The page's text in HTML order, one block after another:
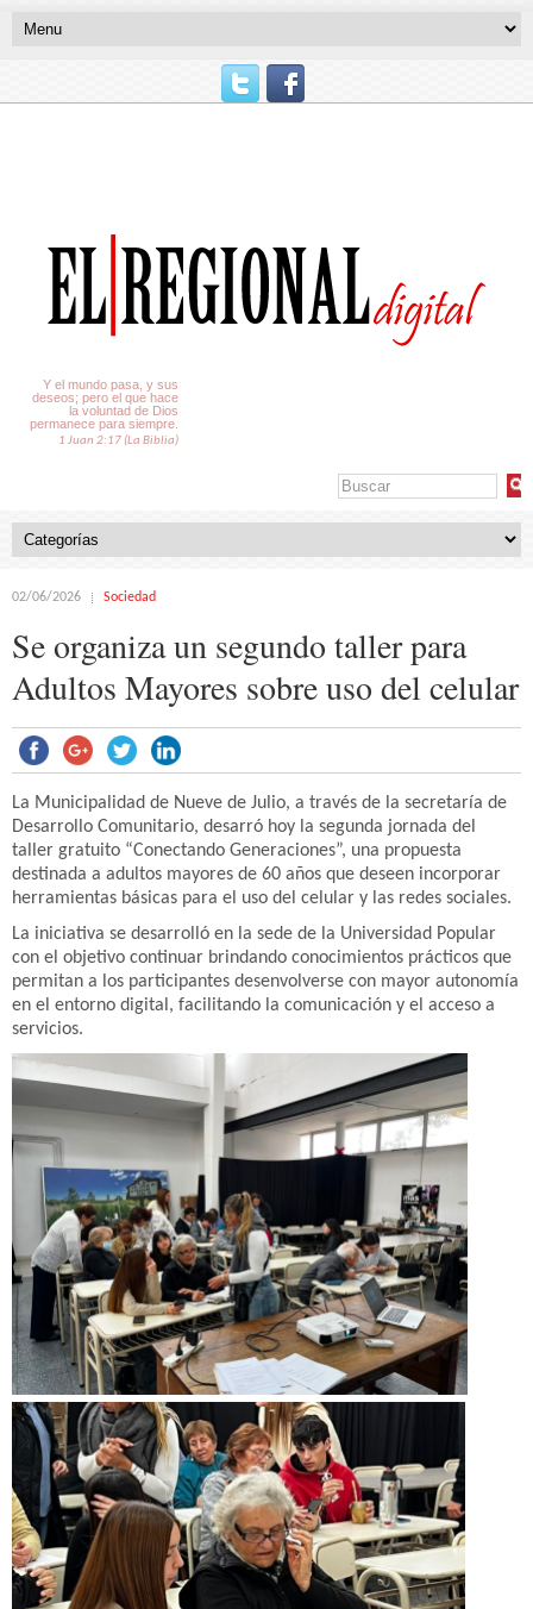
Y el mundo pasa, y sus
deseos; pero el que hace
la voluntad de Dios
permanece para siempre.
1 Juan 2:17 (La Biblia)
02/06/2026 Sociedad
Se organiza un segundo taller para
Adultos Mayores sobre uso del celular
La Municipalidad de Nueve de Julio, a través de la secretaría de
Desarrollo Comunitario, desarró hoy la segunda jornada del
taller gratuito “Conectando Generaciones”, una propuesta
destinada a adultos mayores de 60 años que deseen incorporar
herramientas básicas para el uso del celular y las redes sociales.
La iniciativa se desarrolló en la sede de la Universidad Popular
con el objetivo continuar brindando conocimientos prácticos que
permitan a los participantes desenvolverse con mayor autonomía
en el entorno digital, facilitando la comunicación y el acceso a
servicios.